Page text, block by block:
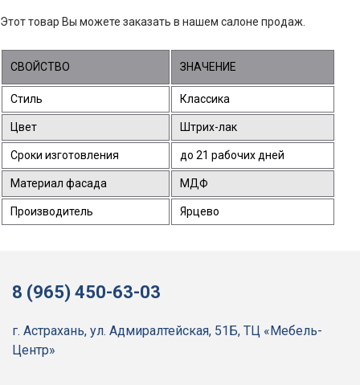
Этот товар Вы можете заказать в нашем салоне продаж.
СВОЙСТВО ЗНАЧЕНИЕ
Стиль Классика
Цвет Штрих-лак
Сроки изготовления до 21 рабочих дней
Материал фасада МДФ
Производитель Ярцево
8 (965) 450-63-03
г. Астрахань, ул. Адмиралтейская, 51Б, ТЦ «Мебель-
Центр»